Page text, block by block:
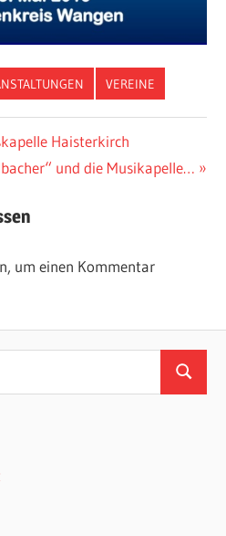
VEREINE
Haisterkirch
und die Musikapelle…
um einen Kommentar
Suchen